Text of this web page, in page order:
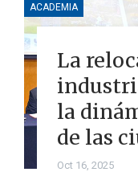
ACADEMIA
La
la
de las
Oct 16, 2025